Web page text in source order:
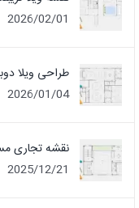
2026/02/01
طراحی ویلا دوبلکس لوکس
2026/01/04
نقشه تجاری مسکونی 150 متری | پلان
2025/12/21